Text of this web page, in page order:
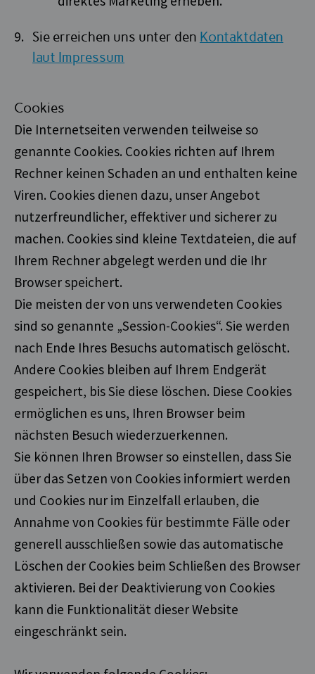
Sie erreichen uns unter den Kontaktdaten
laut Impressum
Cookies
Die Internetseiten verwenden teilweise so
genannte Cookies. Cookies richten auf Ihrem
Rechner keinen Schaden an und enthalten keine
Viren. Cookies dienen dazu, unser Angebot
nutzerfreundlicher, effektiver und sicherer zu
machen. Cookies sind kleine Textdateien, die auf
Ihrem Rechner abgelegt werden und die Ihr
Browser speichert.
Die meisten der von uns verwendeten Cookies
sind so genannte „Session-Cookies“. Sie werden
nach Ende Ihres Besuchs automatisch gelöscht.
Andere Cookies bleiben auf Ihrem Endgerät
gespeichert, bis Sie diese löschen. Diese Cookies
ermöglichen es uns, Ihren Browser beim
nächsten Besuch wiederzuerkennen.
Sie können Ihren Browser so einstellen, dass Sie
über das Setzen von Cookies informiert werden
und Cookies nur im Einzelfall erlauben, die
Annahme von Cookies für bestimmte Fälle oder
generell ausschließen sowie das automatische
Löschen der Cookies beim Schließen des Browser
aktivieren. Bei der Deaktivierung von Cookies
kann die Funktionalität dieser Website
eingeschränkt sein.